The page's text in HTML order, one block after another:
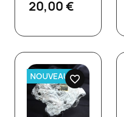
20,00 €
NOUVEAU favorite_border